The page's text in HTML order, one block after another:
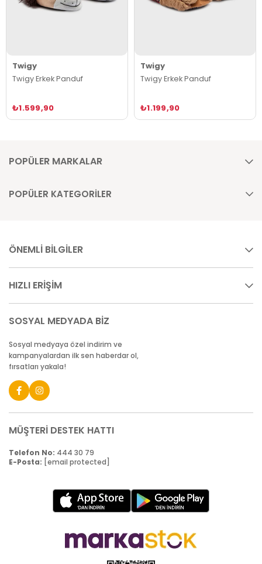
Twigy
Twigy Erkek Panduf
₺1.599,90
Twigy
Twigy Erkek Panduf
₺1.199,90
POPÜLER MARKALAR
POPÜLER KATEGORİLER
ÖNEMLİ BİLGİLER
HIZLI ERİŞİM
SOSYAL MEDYADA BİZ
Sosyal medyaya özel indirim ve
kampanyalardan ilk sen haberdar ol,
fırsatları yakala!
MÜŞTERİ DESTEK HATTI
Telefon No: 444 30 79
E-Posta: [email protected]